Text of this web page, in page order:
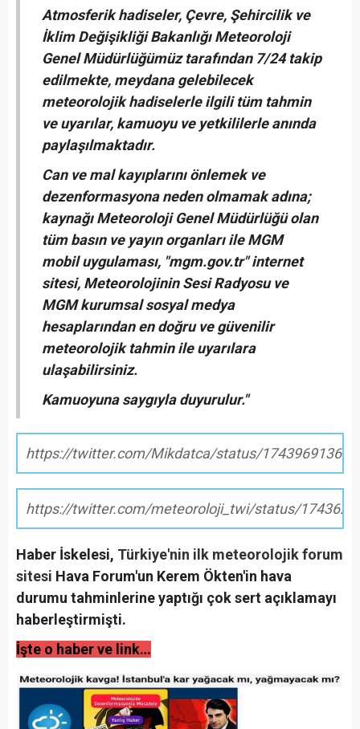
Atmosferik hadiseler, Çevre, Şehircilik ve
İklim Değişikliği Bakanlığı Meteoroloji
Genel Müdürlüğümüz tarafından 7/24 takip
edilmekte, meydana gelebilecek
meteorolojik hadiselerle ilgili tüm tahmin
ve uyarılar, kamuoyu ve yetkililerle anında
paylaşılmaktadır.
Can ve mal kayıplarını önlemek ve
dezenformasyona neden olmamak adına;
kaynağı Meteoroloji Genel Müdürlüğü olan
tüm basın ve yayın organları ile MGM
mobil uygulaması, "mgm.gov.tr" internet
sitesi, Meteorolojinin Sesi Radyosu ve
MGM kurumsal sosyal medya
hesaplarından en doğru ve güvenilir
meteorolojik tahmin ile uyarılara
ulaşabilirsiniz.
Kamuoyuna saygıyla duyurulur."
https://twitter.com/Mikdatca/status/
https://twitter.com/meteoroloji_twi/status/
Haber İskelesi, Türkiye'nin ilk meteorolojik forum
sitesi Hava Forum'un Kerem Ökten'in hava
durumu tahminlerine yaptığı çok sert açıklamayı
haberleştirmişti.
İşte o haber ve link…